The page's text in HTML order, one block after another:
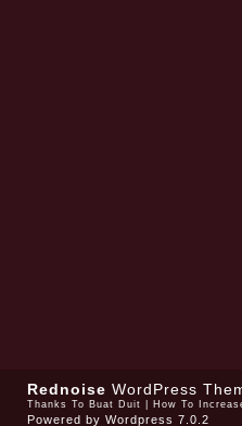
Rednoise WordPress
Thanks To Buat Duit How To
Powered by Wordpress 7.0.2